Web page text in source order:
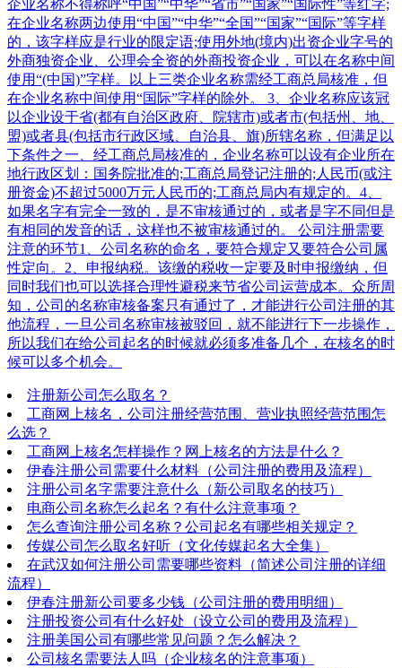
企业名称不得称呼“中国”“中华”“省市”“国家”“国际性”等红字;
在企业名称两边使用“中国”“中华”“全国”“国家”“国际”等字样
的，该字样应是行业的限定语;使用外地(境内)出资企业字号的
外商独资企业、公理会全资的外商投资企业，可以在名称中间
使用“(中国)”字样。以上三类企业名称需经工商总局核准，但
在企业名称中间使用“国际”字样的除外。 3、企业名称应该冠
以企业设于省(都有自治区政府、院辖市)或者市(包括州、地、
盟)或者县(包括市行政区域、自治县、旗)所辖名称，但满足以
下条件之一、经工商总局核准的，企业名称可以设有企业所在
地行政区划：国务院批准的;工商总局登记注册的;人民币(或注
册资金)不超过5000万元人民币的;工商总局内有规定的。4、
如果名字有完全一致的，是不审核通过的，或者是字不同但是
有相同的发音的话，这样也不被审核通过的。 公司注册需要
注意的环节1、公司名称的命名，要符合规定又要符合公司属
性定向。2、申报纳税。该缴的税收一定要及时申报缴纳，但
同时我们也可以选择合理性避税来节省公司运营成本。众所周
知，公司的名称审核备案只有通过了，才能进行公司注册的其
他流程，一旦公司名称审核被驳回，就不能进行下一步操作，
所以我们在给公司起名的时候就必须多准备几个，在核名的时
候可以多个机会。
注册新公司怎么取名？
工商网上核名，公司注册经营范围、营业执照经营范围怎
么选？
工商网上核名怎样操作？网上核名的方法是什么？
伊春注册公司需要什么材料（公司注册的费用及流程）
注册公司名字需要注意什么（新公司取名的技巧）
电商公司名称怎么起名？有什么注意事项？
怎么查询注册公司名称？公司起名有哪些相关规定？
传媒公司怎么取名好听（文化传媒起名大全集）
在武汉如何注册公司需要哪些资料（简述公司注册的详细
流程）
伊春注册新公司要多少钱（公司注册的费用明细）
注册投资公司有什么好处（设立公司的费用及流程）
注册美国公司有哪些常见问题？怎么解决？
公司核名需要法人吗（企业核名的注意事项）